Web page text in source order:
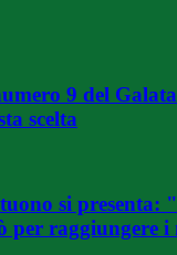
9 del
scelta
si presenta:
per raggiungere